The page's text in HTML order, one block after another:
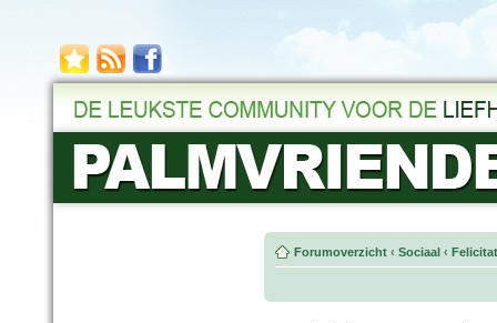
Forumoverzicht ‹ Sociaal ‹